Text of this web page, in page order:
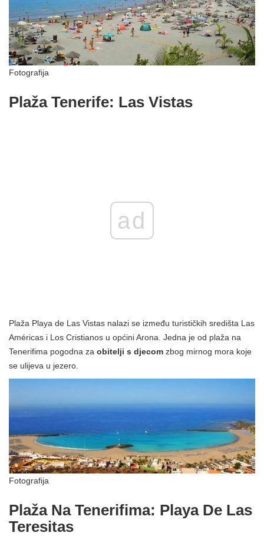
Fotografija
Plaža Tenerife: Las Vistas
ad
Plaža Playa de Las Vistas nalazi se između turističkih središta Las
Américas i Los Cristianos u općini Arona. Jedna je od plaža na
Tenerifima pogodna za obitelji s djecom zbog mirnog mora koje
se ulijeva u jezero.
Fotografija
Plaža Na Tenerifima: Playa De Las
Teresitas